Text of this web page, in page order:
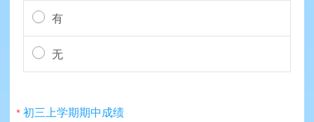
有
无
*初三上学期期中成绩